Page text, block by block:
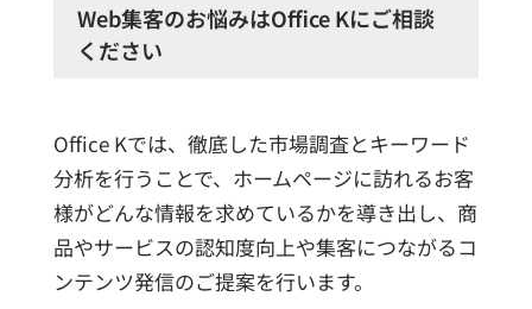
Web集客のお悩みはOffice Kにご相談
ください
Office Kでは、徹底した市場調査とキーワード
分析を行うことで、ホームページに訪れるお客
様がどんな情報を求めているかを導き出し、商
品やサービスの認知度向上や集客につながるコ
ンテンツ発信のご提案を行います。